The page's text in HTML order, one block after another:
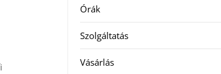
Órák
Szolgáltatás
Vásárlás